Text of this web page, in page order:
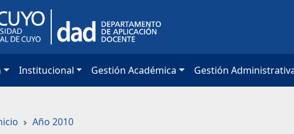
Institucional Gestión Académica Gestión
Año 2010